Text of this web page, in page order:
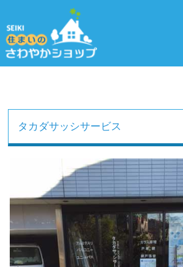
タカダサッシサービス